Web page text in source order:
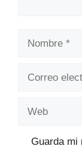
Nombre
Correo
Web
Guarda mi